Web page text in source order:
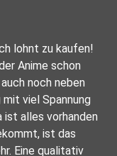
lohnt zu kaufen!
Anime schon
noch neben
viel Spannung
ist alles vorhanden
ist das
Eine qualitativ